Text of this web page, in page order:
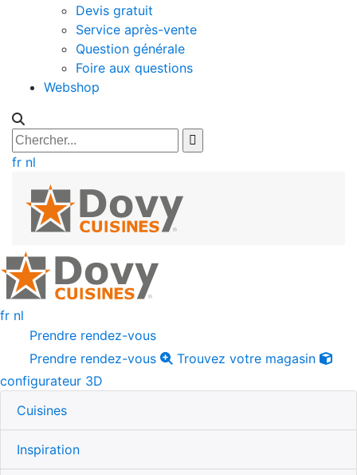
Devis gratuit
Service après-vente
Question générale
Foire aux questions
Webshop
fr nl
fr nl
Prendre rendez-vous
Prendre rendez-vous
Trouvez votre magasin
configurateur 3D
Cuisines
Inspiration